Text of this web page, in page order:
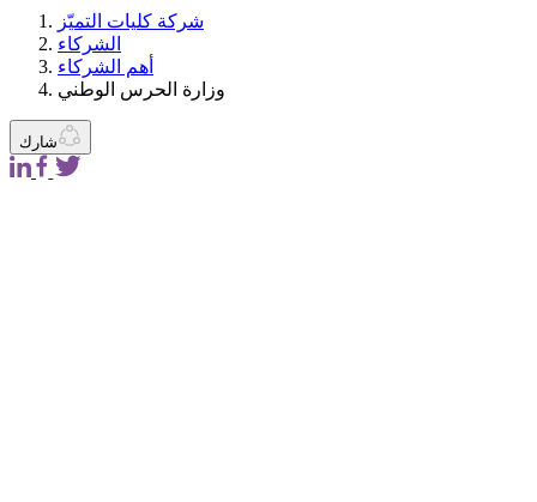
شركة كليات التميّز
الشركاء
أهم الشركاء
وزارة الحرس الوطني
شارك